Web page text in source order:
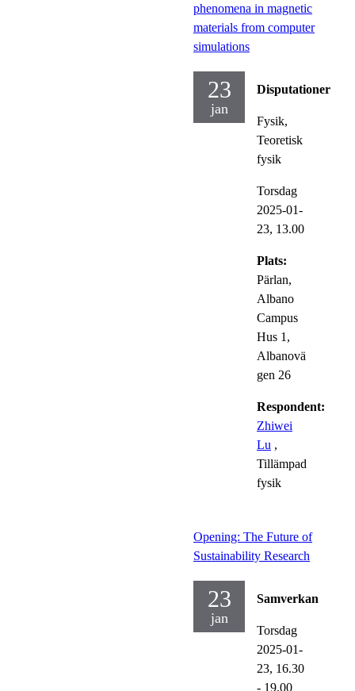
phenomena in magnetic
materials from computer
simulations
23
jan
Disputationer
Fysik,
Teoretisk
fysik
Torsdag
2025-01-
23, 13.00
Plats:
Pärlan,
Albano
Campus
Hus 1,
Albanovä
gen 26
Respondent:
Zhiwei
Lu ,
Tillämpad
fysik
Opening: The Future of
Sustainability Research
23
jan
Samverkan
Torsdag
2025-01-
23, 16.30
- 19.00